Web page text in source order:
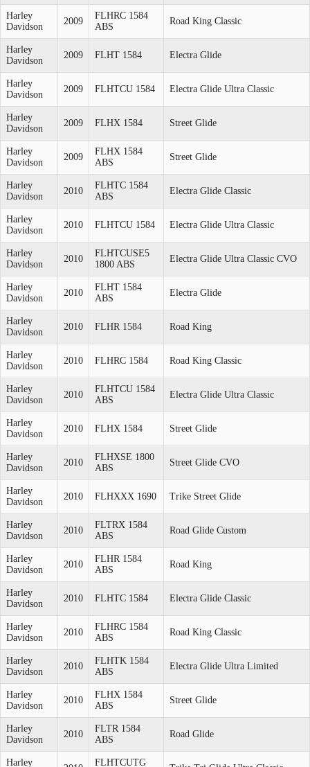
Harley
Davidson
2009
FLHRC 1584
ABS
Road King Classic
Harley
Davidson
2009 FLHT 1584 Electra Glide
Harley
Davidson
2009 FLHTCU 1584 Electra Glide Ultra Classic
Harley
Davidson
2009 FLHX 1584 Street Glide
Harley
Davidson
2009
FLHX 1584
ABS
Street Glide
Harley
Davidson
2010
FLHTC 1584
ABS
Electra Glide Classic
Harley
Davidson
2010 FLHTCU 1584 Electra Glide Ultra Classic
Harley
Davidson
2010
FLHTCUSE5
1800 ABS
Electra Glide Ultra Classic CVO
Harley
Davidson
2010
FLHT 1584
ABS
Electra Glide
Harley
Davidson
2010 FLHR 1584 Road King
Harley
Davidson
2010 FLHRC 1584 Road King Classic
Harley
Davidson
2010
FLHTCU 1584
ABS
Electra Glide Ultra Classic
Harley
Davidson
2010 FLHX 1584 Street Glide
Harley
Davidson
2010
FLHXSE 1800
ABS
Street Glide CVO
Harley
Davidson
2010 FLHXXX 1690 Trike Street Glide
Harley
Davidson
2010
FLTRX 1584
ABS
Road Glide Custom
Harley
Davidson
2010
FLHR 1584
ABS
Road King
Harley
Davidson
2010 FLHTC 1584 Electra Glide Classic
Harley
Davidson
2010
FLHRC 1584
ABS
Road King Classic
Harley
Davidson
2010
FLHTK 1584
ABS
Electra Glide Ultra Limited
Harley
Davidson
2010
FLHX 1584
ABS
Street Glide
Harley
Davidson
2010
FLTR 1584
ABS
Road Glide
Harley
FLHTCUTG